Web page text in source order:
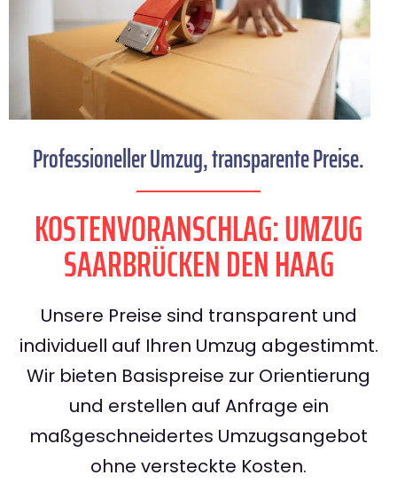
Professioneller Umzug, transparente Preise.
KOSTENVORANSCHLAG: UMZUG
SAARBRÜCKEN DEN HAAG
Unsere Preise sind transparent und
individuell auf Ihren Umzug abgestimmt.
Wir bieten Basispreise zur Orientierung
und erstellen auf Anfrage ein
maßgeschneidertes Umzugsangebot
ohne versteckte Kosten.